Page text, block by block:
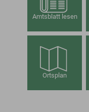
Amtsblatt lesen
Ortsplan
Sie sind hier: